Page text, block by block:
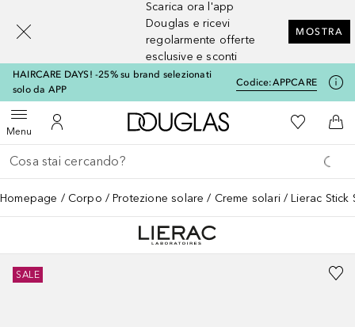
Scarica ora l'app
Douglas e ricevi
regolarmente offerte
esclusive e sconti
MOSTRA
HAIRCARE DAYS! -25% su brand selezionati
solo da APP
Codice:APPCARE
MenuApri menuAl Mio Account
A Douglas HomeAlla Mia
Al
Torna indietro
Esegui ricerca
Homepage Corpo Protezione solare Creme solari Lierac Stick
SALE
[navigation.slideout.screenreader]